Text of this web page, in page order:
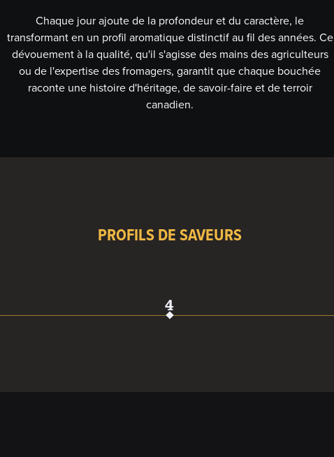
Chaque jour ajoute de la profondeur et du caractère, le
transformant en un profil aromatique distinctif au fil des années. Ce
dévouement à la qualité, qu'il s'agisse des mains des agriculteurs
ou de l'expertise des fromagers, garantit que chaque bouchée
raconte une histoire d'héritage, de savoir-faire et de terroir
canadien.
PROFILS DE SAVEURS
4